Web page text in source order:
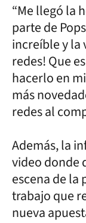
“Me llegó la
parte de
increíble y la
redes! Que
hacerlo en
más
redes al
Además, la
video donde
escena de
trabajo que
nueva